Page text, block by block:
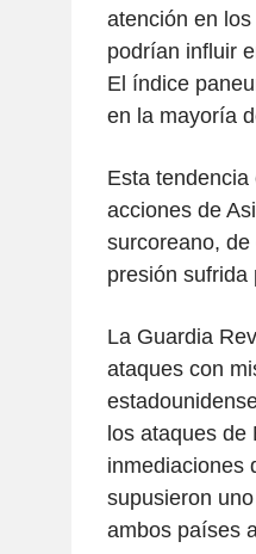
atención en
podrían influir
El índice
en la mayoría
Esta
acciones de
surcoreano,
presión sufrida
La Guardia
ataques con
los ataques de
inmediaciones
supusieron
ambos países